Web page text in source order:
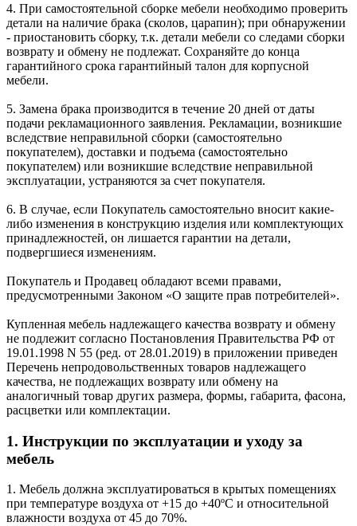
4. При самостоятельной сборке мебели необходимо проверить
детали на наличие брака (сколов, царапин); при обнаружении
- приостановить сборку, т.к. детали мебели со следами сборки
возврату и обмену не подлежат. Сохраняйте до конца
гарантийного срока гарантийный талон для корпусной
мебели.
5. Замена брака производится в течение 20 дней от даты
подачи рекламационного заявления. Рекламации, возникшие
вследствие неправильной сборки (самостоятельно
покупателем), доставки и подъема (самостоятельно
покупателем) или возникшие вследствие неправильной
эксплуатации, устраняются за счет покупателя.
6. В случае, если Покупатель самостоятельно вносит какие-
либо изменения в конструкцию изделия или комплектующих
принадлежностей, он лишается гарантии на детали,
подвергшиеся изменениям.
Покупатель и Продавец обладают всеми правами,
предусмотренными Законом «О защите прав потребителей».
Купленная мебель надлежащего качества возврату и обмену
не подлежит согласно Постановления Правительства РФ от
19.01.1998 N 55 (ред. от 28.01.2019) в приложении приведен
Перечень непродовольственных товаров надлежащего
качества, не подлежащих возврату или обмену на
аналогичный товар других размера, формы, габарита, фасона,
расцветки или комплектации.
1. Инструкции по эксплуатации и уходу за
мебель
1. Мебель должна эксплуатироваться в крытых помещениях
при температуре воздуха от +15 до +40ºС и относительной
влажности воздуха от 45 до 70%.